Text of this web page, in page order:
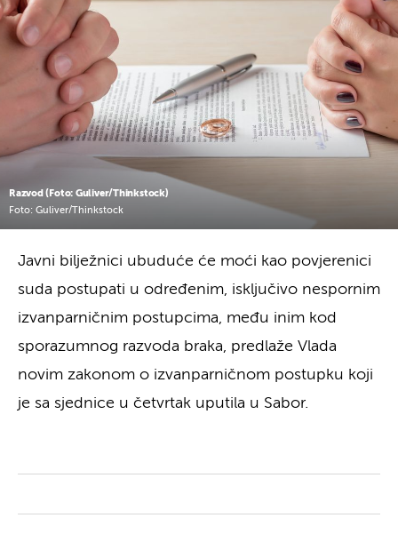
Razvod (Foto: Guliver/Thinkstock)
Foto: Guliver/Thinkstock
Javni bilježnici ubuduće će moći kao povjerenici
suda postupati u određenim, isključivo nespornim
izvanparničnim postupcima, među inim kod
sporazumnog razvoda braka, predlaže Vlada
novim zakonom o izvanparničnom postupku koji
je sa sjednice u četvrtak uputila u Sabor.